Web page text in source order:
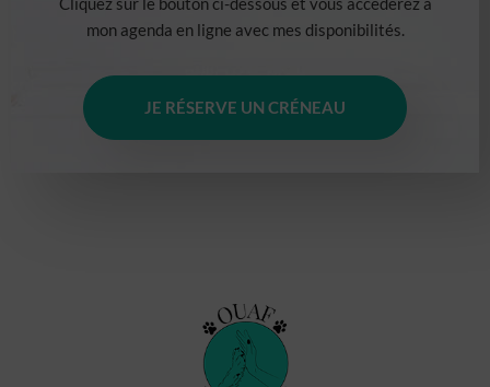
mon agenda en ligne avec mes disponibilités.
JE RÉSERVE UN CRÉNEAU